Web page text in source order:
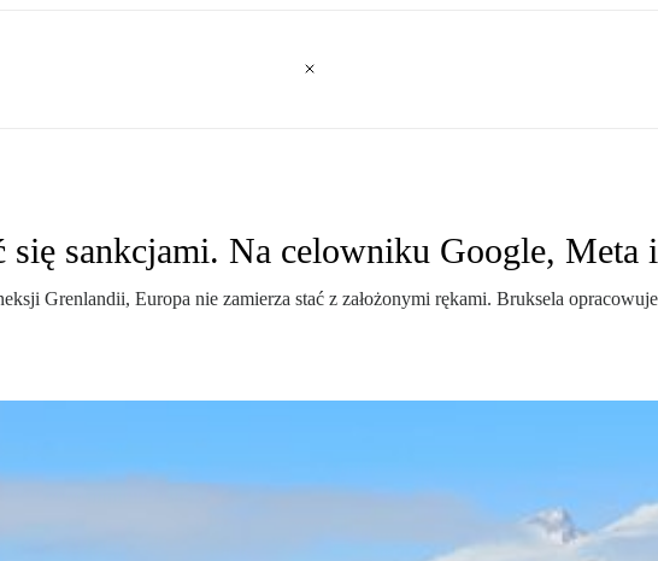
się sankcjami. Na celowniku Google,
Grenlandii, Europa nie zamierza stać z założonymi rękami. Bruksela